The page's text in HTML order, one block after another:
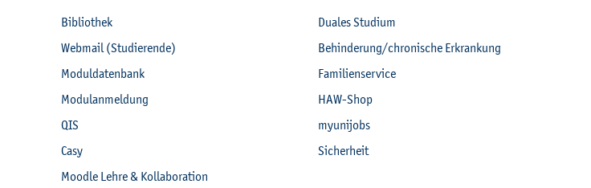
Bi­blio­thek
Web­mail (Stu­die­ren­de)
Mo­dul­da­ten­bank
Mo­du­l­an­mel­dung
QIS
Casy
Mood­le Lehre & Kol­la­bo­ra­ti­on
Dua­les Stu­di­um
Be­hin­de­rung/chro­ni­sche Er­kran­kung
Fa­mi­li­en­ser­vice
HAW-Shop
myu­ni­jobs
Si­cher­heit